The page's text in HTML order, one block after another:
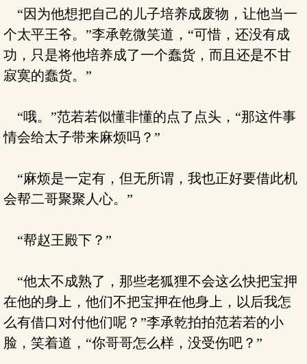
“因为他想把自己的儿子培养成废物，让他当一
个太平王爷。”李承乾微笑道，“可惜，还没有成
功，只是将他培养成了一个蠢货，而且还是不甘
寂寞的蠢货。”
“哦。”范若若似懂非懂的点了点头，“那这件事
情会给太子带来麻烦吗？”
“麻烦是一定有，但无所谓，我也正好要借此机
会帮二哥聚聚人心。”
“帮赵王殿下？”
“他太不成熟了，那些老狐狸不会这么快把宝押
在他的身上，他们不把宝押在他身上，以后我怎
么有借口对付他们呢？”李承乾拍拍范若若的小
脸，笑着道，“你哥哥怎么样，没受伤吧？”